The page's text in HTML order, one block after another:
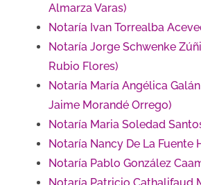
Almarza Varas)
Notaría Ivan Torrealba
Notaría Jorge Schwenke
Rubio Flores)
Notaría María Angélica
Jaime Morandé Orrego)
Notaría Maria Soledad
Notaría Nancy De La Fuente
Notaría Pablo González